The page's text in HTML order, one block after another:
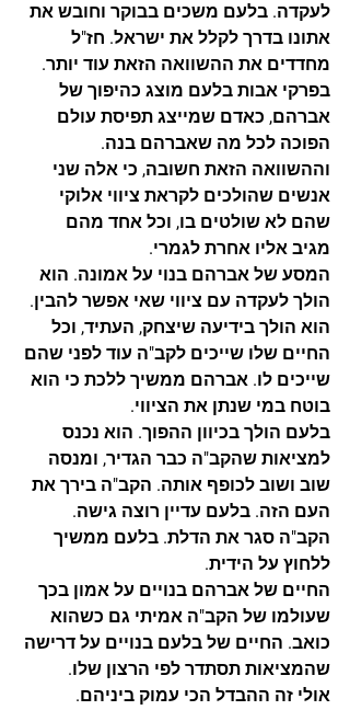
לעקדה. בלעם משכים בבוקר וחובש את
אתונו בדרך לקלל את ישראל. חז"ל
מחדדים את ההשוואה הזאת עוד יותר.
בפרקי אבות בלעם מוצג כהיפוך של
אברהם, כאדם שמייצג תפיסת עולם
הפוכה לכל מה שאברהם בנה.
וההשוואה הזאת חשובה, כי אלה שני
אנשים שהולכים לקראת ציווי אלוקי
שהם לא שולטים בו, וכל אחד מהם
מגיב אליו אחרת לגמרי.
המסע של אברהם בנוי על אמונה. הוא
הולך לעקדה עם ציווי שאי אפשר להבין.
הוא הולך בידיעה שיצחק, העתיד, וכל
החיים שלו שייכים לקב"ה עוד לפני שהם
שייכים לו. אברהם ממשיך ללכת כי הוא
בוטח במי שנתן את הציווי.
בלעם הולך בכיוון ההפוך. הוא נכנס
למציאות שהקב"ה כבר הגדיר, ומנסה
שוב ושוב לכופף אותה. הקב"ה בירך את
העם הזה. בלעם עדיין רוצה גישה.
הקב"ה סגר את הדלת. בלעם ממשיך
ללחוץ על הידית.
החיים של אברהם בנויים על אמון בכך
שעולמו של הקב"ה אמיתי גם כשהוא
כואב. החיים של בלעם בנויים על דרישה
שהמציאות תסתדר לפי הרצון שלו.
אולי זה ההבדל הכי עמוק ביניהם.